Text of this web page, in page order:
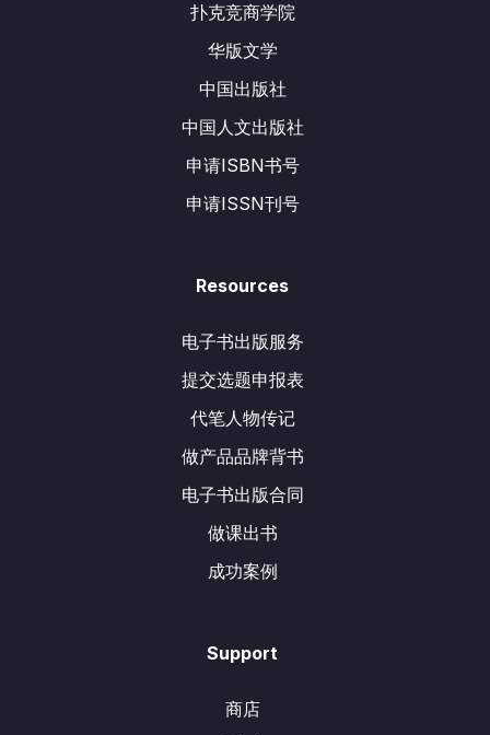
扑克竞商学院
华版文学
中国出版社
中国人文出版社
申请ISBN书号
申请ISSN刊号
Resources
电子书出版服务
提交选题申报表
代笔人物传记
做产品品牌背书
电子书出版合同
做课出书
成功案例
Support
商店